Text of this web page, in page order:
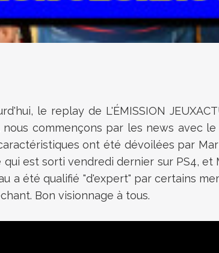
le replay de L'ÉMISSION
nous commençons par les news avec
ont été dévoilées par
est sorti vendredi dernier sur PS4,
a été qualifié "d'expert" par certains
Bon visionnage à tous.